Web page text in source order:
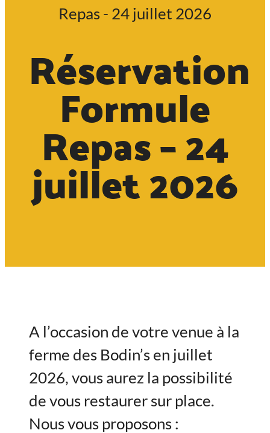
Repas - 24 juillet 2026
Réservation
Formule
Repas – 24
juillet 2026
A l’occasion de votre venue à la
ferme des Bodin’s en juillet
2026, vous aurez la possibilité
de vous restaurer sur place.
Nous vous proposons :